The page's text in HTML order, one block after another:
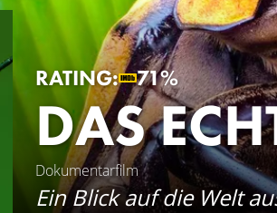
RATING: 71%
DAS
Dokumentarfilm
Ein Blick auf die Welt